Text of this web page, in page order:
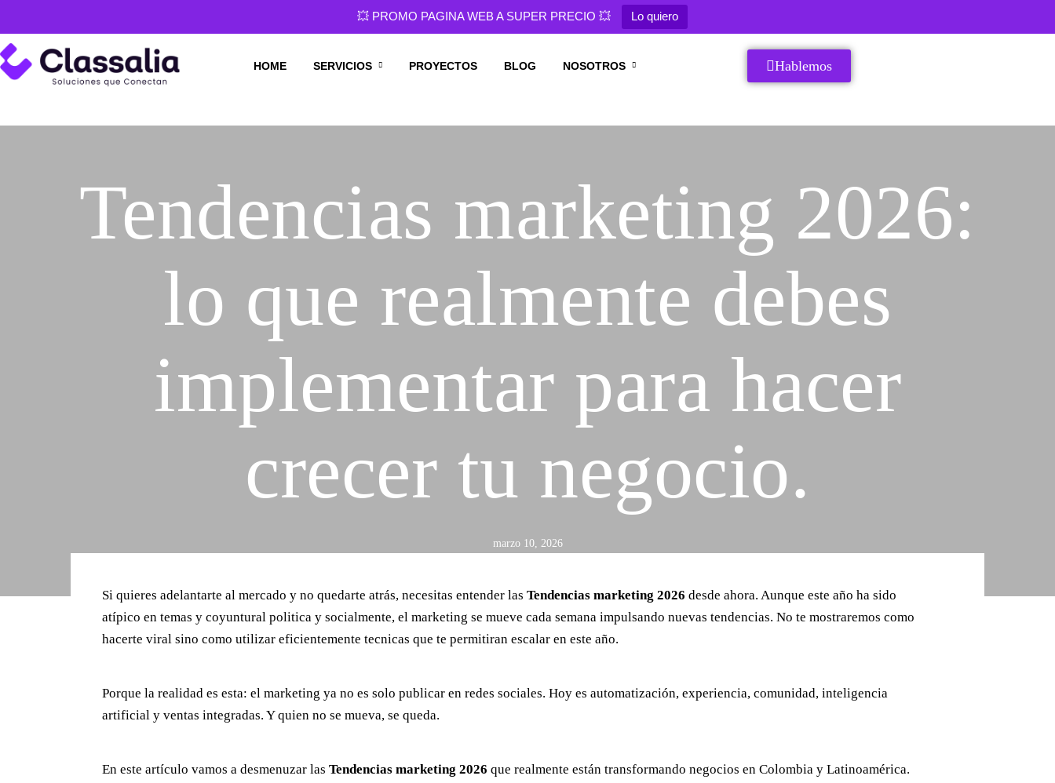
💥 PROMO PAGINA WEB A SUPER PRECIO 💥 Lo quiero
HOME SERVICIOS PROYECTOS BLOG NOSOTROS Hablemos
Tendencias marketing 2026:
lo que realmente debes
implementar para hacer
crecer tu negocio.
marzo 10, 2026
Si quieres adelantarte al mercado y no quedarte atrás, necesitas entender las Tendencias marketing 2026 desde ahora. Aunque este año ha sido
atípico en temas y coyuntural politica y socialmente, el marketing se mueve cada semana impulsando nuevas tendencias. No te mostraremos como
hacerte viral sino como utilizar eficientemente tecnicas que te permitiran escalar en este año.
Porque la realidad es esta: el marketing ya no es solo publicar en redes sociales. Hoy es automatización, experiencia, comunidad, inteligencia
artificial y ventas integradas. Y quien no se mueva, se queda.
En este artículo vamos a desmenuzar las Tendencias marketing 2026 que realmente están transformando negocios en Colombia y Latinoamérica.
Contacto
Servicios
Proyectos
Nosotros
NIT 901563545
Neiva – Huila – Colombia